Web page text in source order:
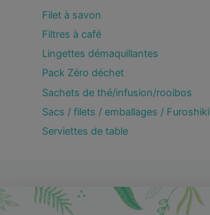
Filet à savon
Filtres à café
Lingettes démaquillantes
Pack Zéro déchet
Sachets de thé/infusion/rooibos
Sacs / filets / emballages / Furoshiki
Serviettes de table